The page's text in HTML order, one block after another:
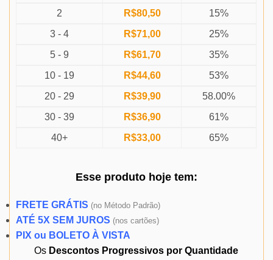
2
R$80,50
15%
3 - 4
R$71,00
25%
5 - 9
R$61,70
35%
10 - 19
R$44,60
53%
20 - 29
R$39,90
58.00%
30 - 39
R$36,90
61%
40+
R$33,00 65%
Esse produto hojetem:
FRETE GRÁTIS (no Método Padrão)
ATÉ 5X SEM JUROS (nos cartões)
PIX ou BOLETO À VISTA
Os Descontos Progressivos por Quantidade